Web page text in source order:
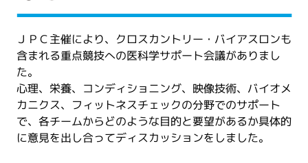
ＪＰＣ主催により、クロスカントリー・バイアスロンも
含まれる重点競技への医科学サポート会議がありまし
た。
心理、栄養、コンディショニング、映像技術、バイオメ
カニクス、フィットネスチェックの分野でのサポート
で、各チームからどのような目的と要望があるか具体的
に意見を出し合ってディスカッションをしました。